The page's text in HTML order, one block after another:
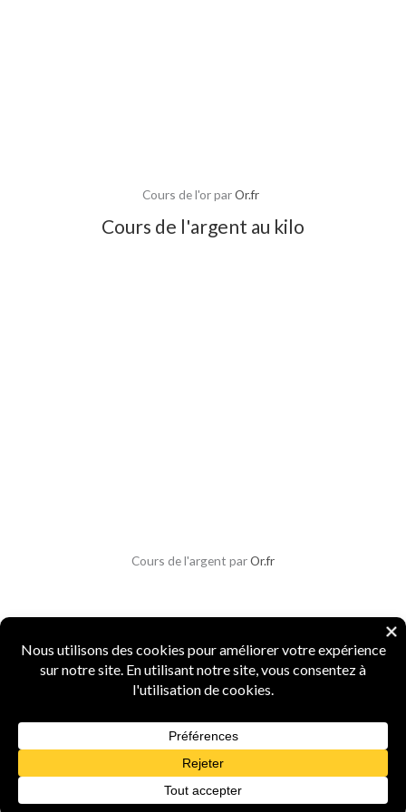
Cours de l'or parOr.fr
Cours de l'argent au kilo
Cours de l'argent parOr.fr
Copyright © 2026 Parlons Monnaies
Mentions légales|CGV|CGU|Confidentialité|Sécurité
Numismate professionnel · 4 ans d'expertise · Marque INPIFR5156987 ·
Spécialiste monnaies anciennes et métaux
précieux
Powered by Parlons Monnaies